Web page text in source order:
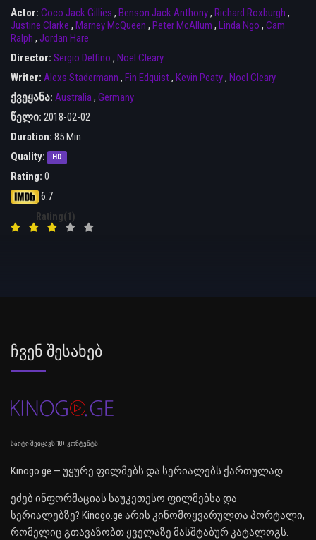
Actor: Coco Jack Gillies , Benson Jack Anthony, Richard Roxburgh ,
Justine Clarke , Marney McQueen , Peter McAllum , Linda Ngo , Cam
Ralph , Jordan Hare
Director: Sergio Delfino , Noel Cleary
Writer: Alexs Stadermann , Fin Edquist, Kevin Peaty, Noel Cleary
ქვეყანა: Australia, Germany
წელი: 2018-02-02
Duration: 85 Min
Quality:
HD
Rating: 0
6.7
Rating(1)
Ჩვენ Შესახებ
საიტი შეიცავს 18+ კონტენტს
Kinogo.ge — უყურე ფილმებს და სერიალებს ქართულად.
ეძებ ინფორმაციას საუკეთესო ფილმებსა და
სერიალებზე? Kinogo.ge არის კინომოყვარულთა პორტალი,
რომელიც გთავაზობთ ყველაზე მასშტაბურ კატალოგს.